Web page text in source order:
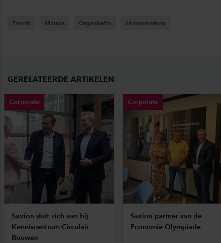
Events Nieuws Organisatie Samenwerken
GERELATEERDE ARTIKELEN
Corporate
Saxion sluit zich aan bij
Kenniscentrum Circulair
Bouwen
Corporate
Saxion partner van de
Economie Olympiade